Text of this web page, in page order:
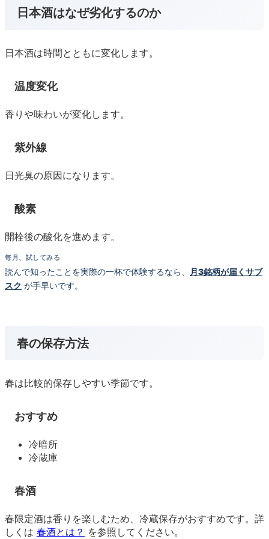
日本酒はなぜ劣化するのか
日本酒は時間とともに変化します。
温度変化
香りや味わいが変化します。
紫外線
日光臭の原因になります。
酸素
開栓後の酸化を進めます。
毎月、試してみる
読んで知ったことを実際の一杯で体験するなら、
月3銘柄が届くサブ
スク が手早いです。
春の保存方法
春は比較的保存しやすい季節です。
おすすめ
冷暗所
冷蔵庫
春酒
春限定酒は香りを楽しむため、冷蔵保存がおすすめです。詳
しくは 春酒とは？ を参照してください。